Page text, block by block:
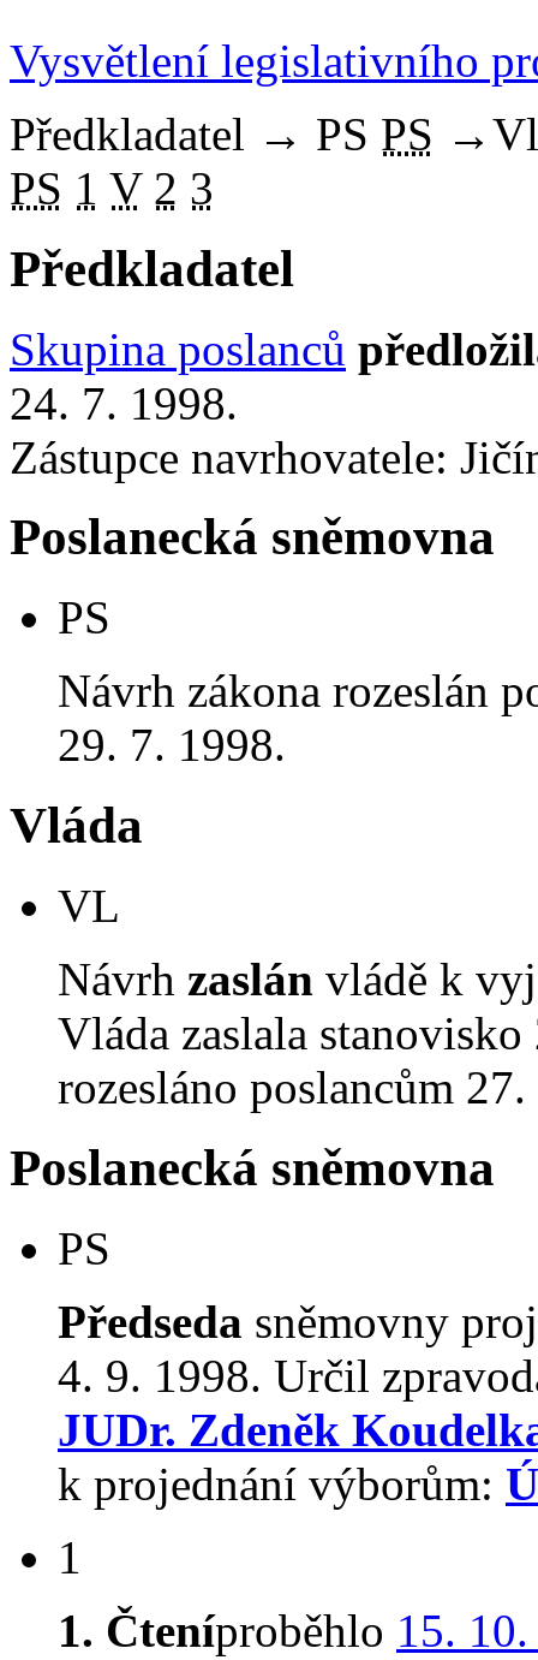
Vysvětlení legislativního
Předkladatel → PS PS →
PS 1 V 2 3
Předkladatel
Skupina poslanců
24. 7. 1998.
Zástupce navrhovatele:
Poslanecká sněmovna
PS
Návrh zákona rozeslán
29. 7. 1998.
Vláda
VL
Návrh zaslán vládě k
Vláda zaslala
rozesláno poslancům
Poslanecká sněmovna
PS
Předseda sněmovny
4. 9. 1998. Určil
JUDr. Zdeněk
k projednání výborům:
1
1. Čteníproběhlo 15.